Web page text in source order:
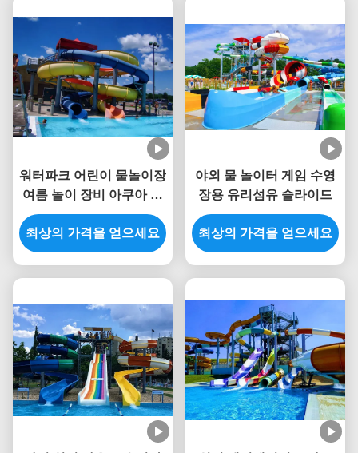
워터파크 어린이 물놀이장
여름 놀이 장비 아쿠아 슬
라이드
최상의 가격을 얻으세요
야외 물 놀이터 게임 수영
장용 유리섬유 슬라이드
최상의 가격을 얻으세요